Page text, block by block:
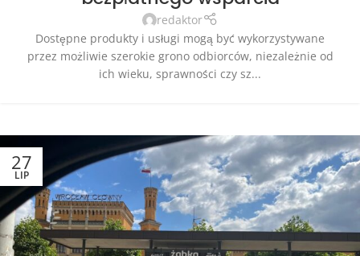
redaktor
Dostępne produkty i usługi mogą być wykorzystywane
przez możliwie szerokie grono odbiorców, niezależnie od
ich wieku, sprawności czy sz...
27
LIP